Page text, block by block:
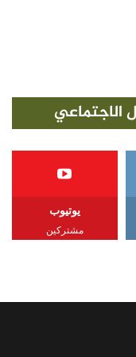
الاجتماعي
يوتيوب
مشتركين